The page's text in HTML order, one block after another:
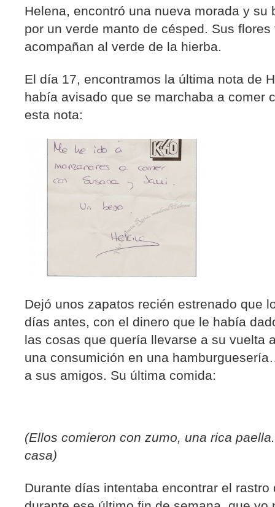
Helena, encontró una nueva morada y su
por un verde manto de césped. Sus
acompañan al verde de la hierba.
El día 17, encontramos la última nota de
había avisado que se marchaba a comer
esta nota:
Dejó unos zapatos recién estrenado que
días antes, con el dinero que le había
las cosas que quería llevarse a su vuelta
una consumición en una
a sus amigos. Su última comida:
(Ellos comieron con zumo, una rica
casa)
Durante días intentaba encontrar el rastro